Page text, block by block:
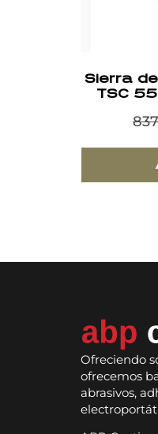
Sierra
TSC
Ofreciendo
ofrecemos
abrasivos,